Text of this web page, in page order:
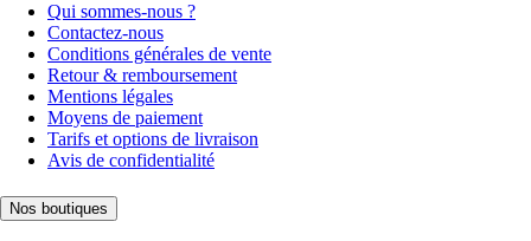
Qui sommes-nous ?
Contactez-nous
Conditions générales de vente
Retour & remboursement
Mentions légales
Moyens de paiement
Tarifs et options de livraison
Avis de confidentialité
Nos boutiques